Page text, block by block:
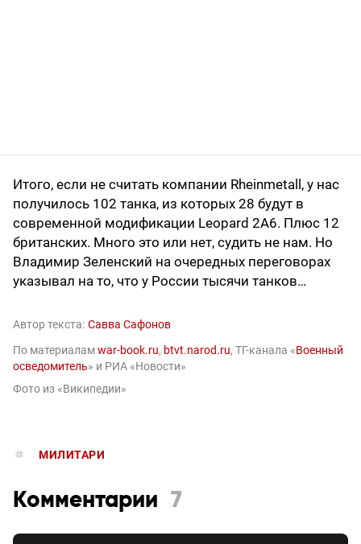
Итого, если не считать компании Rheinmetall, у нас
получилось 102 танка, из которых 28 будут в
современной модификации Leopard 2A6. Плюс 12
британских. Много это или нет, судить не нам. Но
Владимир Зеленский на очередных переговорах
указывал на то, что у России тысячи танков…
Автор текста: Савва Сафонов
По материаламwar-book.ru, btvt.narod.ru, ТГ-канала «Военный
осведомитель» и РИА «Новости»
Фото из «Википедии»
МИЛИТАРИ
Комментарии 7